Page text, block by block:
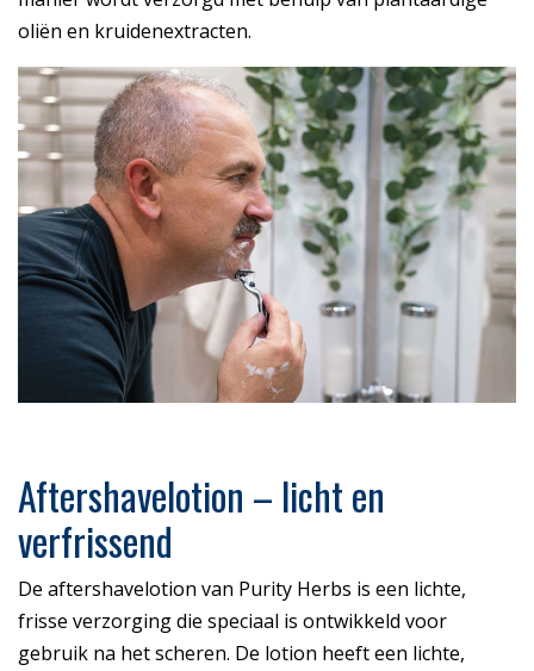
oliën en kruidenextracten.
Aftershavelotion – licht en
verfrissend
De aftershavelotion van Purity Herbs is een lichte,
frisse verzorging die speciaal is ontwikkeld voor
gebruik na het scheren. De lotion heeft een lichte,